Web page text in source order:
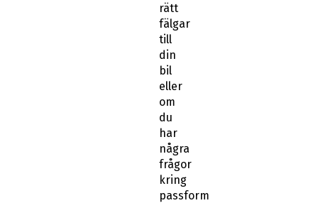
rätt
fälgar
till
din
bil
eller
om
du
har
några
frågor
kring
passform